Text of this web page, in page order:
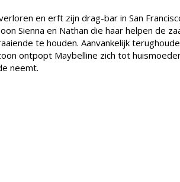
en erft zijn drag-bar in San
Sienna en Nathan die haar helpen de
te houden. Aanvankelijk
ontpopt Maybelline zich tot
neemt.